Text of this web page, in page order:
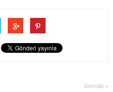
Sonraki »